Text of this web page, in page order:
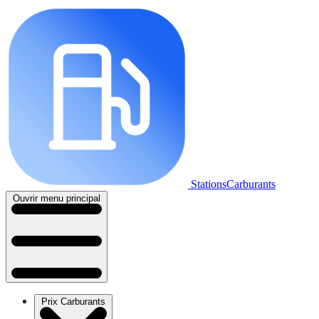
StationsCarburants
Ouvrir menu principal
Prix Carburants